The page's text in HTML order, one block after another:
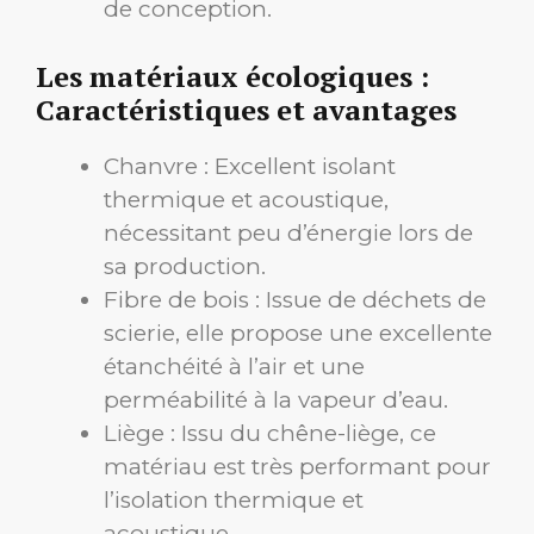
de conception.
Les matériaux écologiques :
Caractéristiques et avantages
Chanvre : Excellent isolant
thermique et acoustique,
nécessitant peu d’énergie lors de
sa production.
Fibre de bois : Issue de déchets de
scierie, elle propose une excellente
étanchéité à l’air et une
perméabilité à la vapeur d’eau.
Liège : Issu du chêne-liège, ce
matériau est très performant pour
l’isolation thermique et